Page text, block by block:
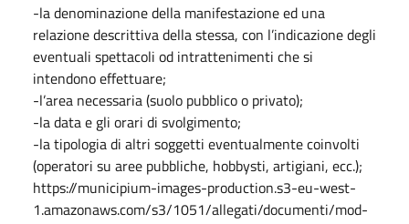
-la denominazione della manifestazione ed una
relazione descrittiva della stessa, con l’indicazione degli
eventuali spettacoli od intrattenimenti che si
intendono effettuare;
-l’area necessaria (suolo pubblico o privato);
-la data e gli orari di svolgimento;
-la tipologia di altri soggetti eventualmente coinvolti
(operatori su aree pubbliche, hobbysti, artigiani, ecc.);
https://municipium-images-production.s3-eu-west-
1.amazonaws.com/s3/1051/allegati/documenti/mod-